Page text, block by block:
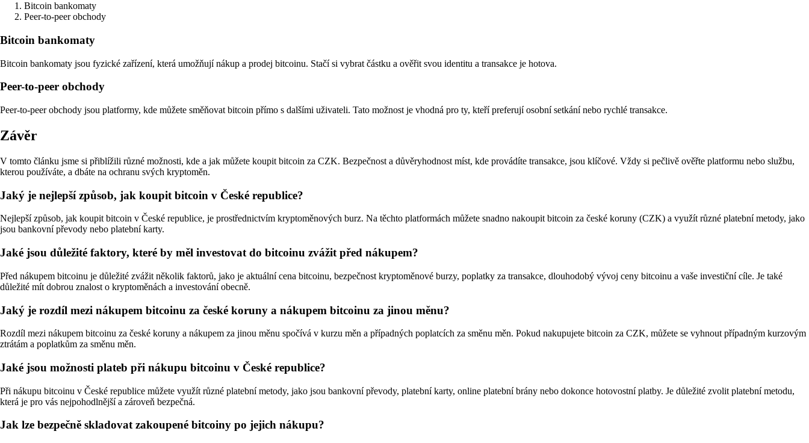
Bitcoin bankomaty
Peer-to-peer obchody
Bitcoin bankomaty
Bitcoin bankomaty jsou fyzické zařízení, která umožňují nákup a prodej bitcoinu. Stačí si vybrat částku a ověřit svou identitu a transakce je hotova.
Peer-to-peer obchody
Peer-to-peer obchody jsou platformy, kde můžete směňovat bitcoin přímo s dalšími uživateli. Tato možnost je vhodná pro ty, kteří preferují osobní setkání nebo rychlé transakce.
Závěr
V tomto článku jsme si přiblížili různé možnosti, kde a jak můžete koupit bitcoin za CZK. Bezpečnost a důvěryhodnost míst, kde provádíte transakce, jsou klíčové. Vždy si pečlivě ověřte platformu nebo službu,
kterou používáte, a dbáte na ochranu svých kryptoměn.
Jaký je nejlepší způsob, jak koupit bitcoin v České republice?
Nejlepší způsob, jak koupit bitcoin v České republice, je prostřednictvím kryptoměnových burz. Na těchto platformách můžete snadno nakoupit bitcoin za české koruny (CZK) a využít různé platební metody, jako
jsou bankovní převody nebo platební karty.
Jaké jsou důležité faktory, které by měl investovat do bitcoinu zvážit před nákupem?
Před nákupem bitcoinu je důležité zvážit několik faktorů, jako je aktuální cena bitcoinu, bezpečnost kryptoměnové burzy, poplatky za transakce, dlouhodobý vývoj ceny bitcoinu a vaše investiční cíle. Je také
důležité mít dobrou znalost o kryptoměnách a investování obecně.
Jaký je rozdíl mezi nákupem bitcoinu za české koruny a nákupem bitcoinu za jinou měnu?
Rozdíl mezi nákupem bitcoinu za české koruny a nákupem za jinou měnu spočívá v kurzu měn a případných poplatcích za směnu měn. Pokud nakupujete bitcoin za CZK, můžete se vyhnout případným kurzovým
ztrátám a poplatkům za směnu měn.
Jaké jsou možnosti plateb při nákupu bitcoinu v České republice?
Při nákupu bitcoinu v České republice můžete využít různé platební metody, jako jsou bankovní převody, platební karty, online platební brány nebo dokonce hotovostní platby. Je důležité zvolit platební metodu,
která je pro vás nejpohodlnější a zároveň bezpečná.
Jak lze bezpečně skladovat zakoupené bitcoiny po jejich nákupu?